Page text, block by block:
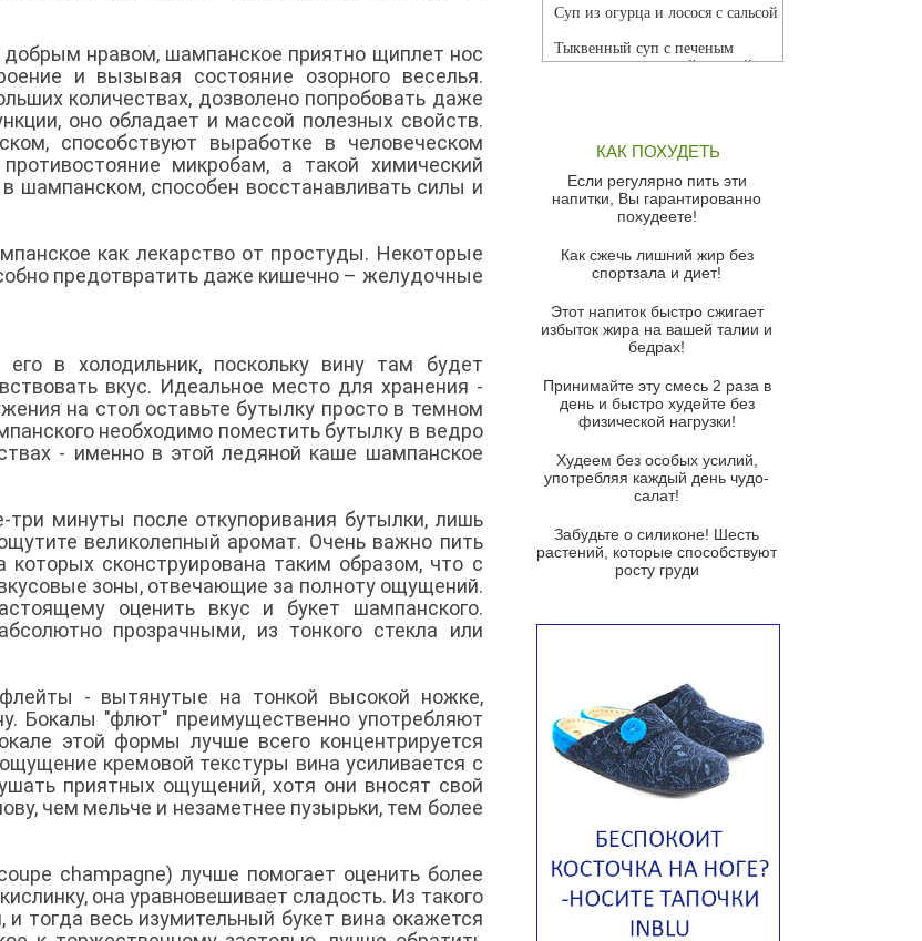
нравом, шампанское приятно щиплет нос
и вызывая состояние озорного веселья.
количествах, дозволено попробовать даже
оно обладает и массой полезных свойств.
способствуют выработке в человеческом
микробам, а такой химический
шампанском, способен восстанавливать силы и
как лекарство от простуды. Некоторые
предотвратить даже кишечно – желудочные
в холодильник, поскольку вину там будет
вкус. Идеальное место для хранения -
на стол оставьте бутылку просто в темном
необходимо поместить бутылку в ведро
- именно в этой ледяной каше шампанское
минуты после откупоривания бутылки, лишь
великолепный аромат. Очень важно пить
сконструирована таким образом, что с
зоны, отвечающие за полноту ощущений.
оценить вкус и букет шампанского.
прозрачными, из тонкого стекла или
- вытянутые на тонкой высокой ножке,
Бокалы "флют" преимущественно употребляют
этой формы лучше всего концентрируется
кремовой текстуры вина усиливается с
приятных ощущений, хотя они вносят свой
чем мельче и незаметнее пузырьки, тем более
champagne) лучше помогает оценить более
она уравновешивает сладость. Из такого
тогда весь изумительный букет вина окажется
Суп из огурца и лосося с сальсой
Тыквенный суп с печеным
чесноком и томатной сальсой
красного перца
Парижский луковый суп
Суп из спаржи и горошка с
Суп-крем из цветной капусты
Французский луковый суп
Суп из баклажанов с моцареллой
Грибной крем-суп с кростини с
козьим сыром
Суп мисо с зеленым луком и
тофу
из рукколы
Португальский чесночный суп с
Ирландский картофельный суп
Суп из пастернака
Пряный морковный суп во время
зимних холодов
Американский суп из красной
фасоли с сальсой гуакамоле
Острый чечевичный суп с
кремом из петрушки
КАК ПОХУДЕТЬ
Если регулярно пить эти
напитки, Вы гарантированно
похудеете!
Как сжечь лишний жир без
спортзала и диет!
Этот напиток быстро сжигает
избыток жира на вашей талии и
бедрах!
Принимайте эту смесь 2 раза в
день и быстро худейте без
физической нагрузки!
Худеем без особых усилий,
употребляя каждый день чудо-
салат!
Забудьте о силиконе! Шесть
растений, которые способствуют
росту груди